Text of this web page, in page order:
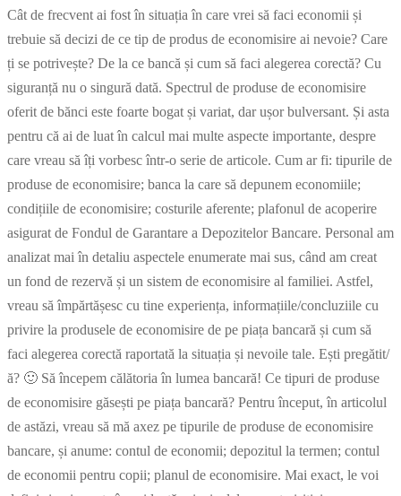
Cât de frecvent ai fost în situația în care vrei să faci economii și
trebuie să decizi de ce tip de produs de economisire ai nevoie? Care
ți se potrivește? De la ce bancă și cum să faci alegerea corectă? Cu
siguranță nu o singură dată. Spectrul de produse de economisire
oferit de bănci este foarte bogat și variat, dar ușor bulversant. Și asta
pentru că ai de luat în calcul mai multe aspecte importante, despre
care vreau să îți vorbesc într-o serie de articole. Cum ar fi: tipurile de
produse de economisire; banca la care să depunem economiile;
condițiile de economisire; costurile aferente; plafonul de acoperire
asigurat de Fondul de Garantare a Depozitelor Bancare. Personal am
analizat mai în detaliu aspectele enumerate mai sus, când am creat
un fond de rezervă și un sistem de economisire al familiei. Astfel,
vreau să împărtășesc cu tine experiența, informațiile/concluziile cu
privire la produsele de economisire de pe piața bancară și cum să
faci alegerea corectă raportată la situația și nevoile tale. Ești pregătit/
ă? 🙂 Să începem călătoria în lumea bancară! Ce tipuri de produse
de economisire găsești pe piața bancară? Pentru început, în articolul
de astăzi, vreau să mă axez pe tipurile de produse de economisire
bancare, și anume: contul de economii; depozitul la termen; contul
de economii pentru copii; planul de economisire. Mai exact, le voi